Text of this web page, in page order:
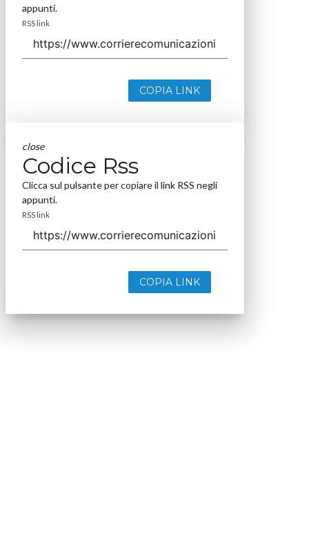
appunti.
RSS link
COPIA LINK
close
Codice Rss
Clicca sul pulsante per copiare il link RSS negli
appunti.
RSS link
COPIA LINK